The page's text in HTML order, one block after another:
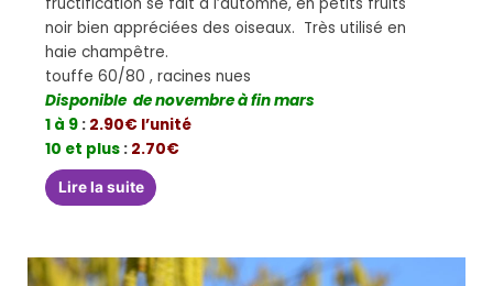
noir bien appréciées des oiseaux. Très utilisé en
haie champêtre.
touffe 60/80 , racines nues
Disponible de novembre à fin mars
1 à 9 : 2.90€ l’unité
10 et plus : 2.70€
Lire la suite